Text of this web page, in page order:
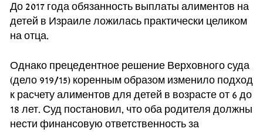
До 2017 года обязанность выплаты алиментов на
детей в Израиле ложилась практически целиком
на отца.
Однако прецедентное решение Верховного суда
(дело 919/15) коренным образом изменило подход
к расчету алиментов для детей в возрасте от 6 до
18 лет. Суд постановил, что оба родителя должны
нести финансовую ответственность за